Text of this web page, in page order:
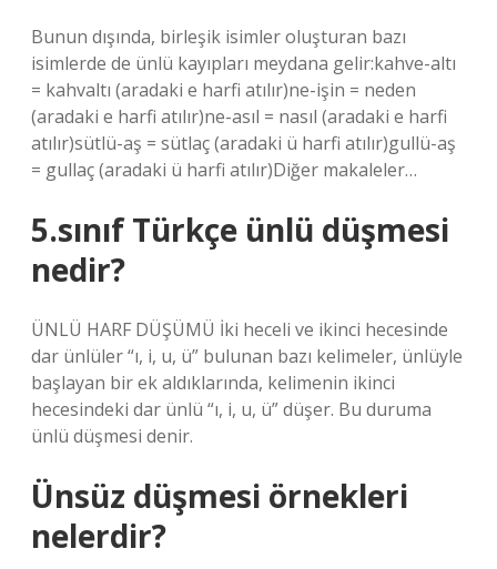
Bunun dışında, birleşik isimler oluşturan bazı
isimlerde de ünlü kayıpları meydana gelir:kahve-altı
= kahvaltı (aradaki e harfi atılır)ne-işin = neden
(aradaki e harfi atılır)ne-asıl = nasıl (aradaki e harfi
atılır)sütlü-aş = sütlaç (aradaki ü harfi atılır)gullü-aş
= gullaç (aradaki ü harfi atılır)Diğer makaleler…
5.sınıf Türkçe ünlü düşmesi
nedir?
ÜNLÜ HARF DÜŞÜMÜ İki heceli ve ikinci hecesinde
dar ünlüler “ı, i, u, ü” bulunan bazı kelimeler, ünlüyle
başlayan bir ek aldıklarında, kelimenin ikinci
hecesindeki dar ünlü “ı, i, u, ü” düşer. Bu duruma
ünlü düşmesi denir.
Ünsüz düşmesi örnekleri
nelerdir?